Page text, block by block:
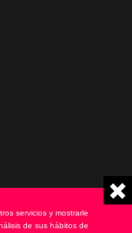
servicios y mostrarle
de sus hábitos de